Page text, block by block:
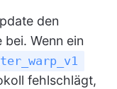
den
Wenn ein
fehlschlägt,